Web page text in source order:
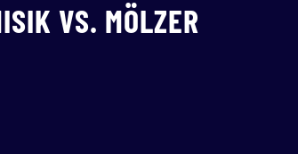
VS. MÖLZER